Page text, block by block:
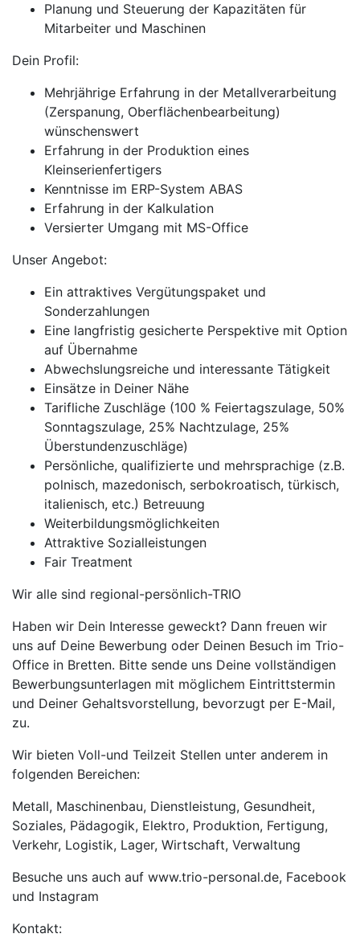
Planung und Steuerung der Kapazitäten für
Mitarbeiter und Maschinen
Dein Profil:
Mehrjährige Erfahrung in der Metallverarbeitung
(Zerspanung, Oberflächenbearbeitung)
wünschenswert
Erfahrung in der Produktion eines
Kleinserienfertigers
Kenntnisse im ERP-System ABAS
Erfahrung in der Kalkulation
Versierter Umgang mit MS-Office
Unser Angebot:
Ein attraktives Vergütungspaket und
Sonderzahlungen
Eine langfristig gesicherte Perspektive mit Option
auf Übernahme
Abwechslungsreiche und interessante Tätigkeit
Einsätze in Deiner Nähe
Tarifliche Zuschläge (100 % Feiertagszulage, 50%
Sonntagszulage, 25% Nachtzulage, 25%
Überstundenzuschläge)
Persönliche, qualifizierte und mehrsprachige (z.B.
polnisch, mazedonisch, serbokroatisch, türkisch,
italienisch, etc.) Betreuung
Weiterbildungsmöglichkeiten
Attraktive Sozialleistungen
Fair Treatment
Wir alle sind regional-persönlich-TRIO
Haben wir Dein Interesse geweckt? Dann freuen wir
uns auf Deine Bewerbung oder Deinen Besuch im Trio-
Office in Bretten. Bitte sende uns Deine vollständigen
Bewerbungsunterlagen mit möglichem Eintrittstermin
und Deiner Gehaltsvorstellung, bevorzugt per E-Mail,
zu.
Wir bieten Voll-und Teilzeit Stellen unter anderem in
folgenden Bereichen:
Metall, Maschinenbau, Dienstleistung, Gesundheit,
Soziales, Pädagogik, Elektro, Produktion, Fertigung,
Verkehr, Logistik, Lager, Wirtschaft, Verwaltung
Besuche uns auch auf www.trio-personal.de, Facebook
und Instagram
Kontakt: